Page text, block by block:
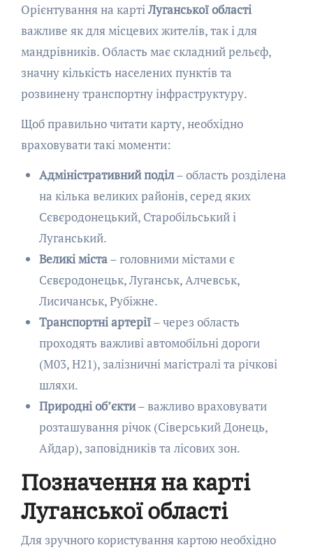
Орієнтування на картіЛуганської області
важливе як для місцевих жителів, так і для
мандрівників. Область має складний рельєф,
значну кількість населених пунктів та
розвинену транспортну інфраструктуру.
Щоб правильно читати карту, необхідно
враховувати такі моменти:
Адміністративний поділ– область розділена
на кілька великих районів, серед яких
Сєвєродонецький, Старобільський і
Луганський.
Великі міста– головними містами є
Сєвєродонецьк, Луганськ, Алчевськ,
Лисичанськ, Рубіжне.
Транспортні артерії– через область
проходять важливі автомобільні дороги
(М03, Н21), залізничні магістралі та річкові
шляхи.
Природні об’єкти– важливо враховувати
розташування річок (Сіверський Донець,
Айдар), заповідників та лісових зон.
Позначення на карті
Луганської області
Для зручного користування картою необхідно